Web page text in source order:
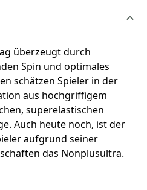
überzeugt durch
Spin und optimales
schätzen Spieler in der
aus hochgriffigem
superelastischen
Auch heute noch, ist der
aufgrund seiner
das Nonplusultra.